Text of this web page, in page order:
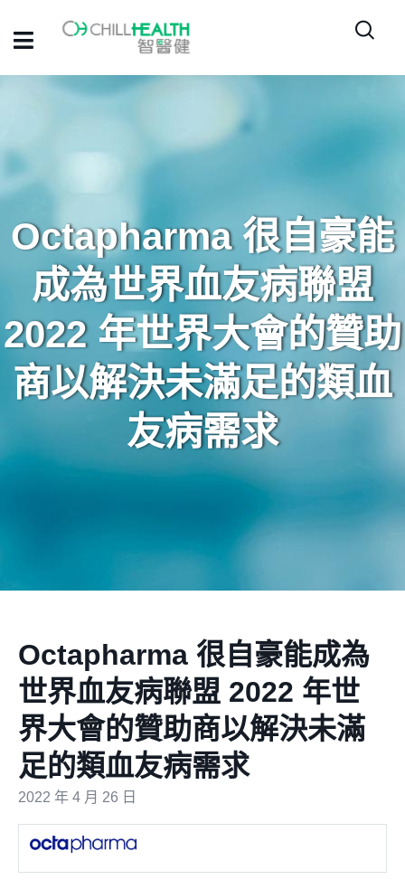
Octapharma 很自豪能
成為世界血友病聯盟
2022 年世界大會的贊助
商以解決未滿足的類血
友病需求
Octapharma 很自豪能成為
世界血友病聯盟 2022 年世
界大會的贊助商以解決未滿
足的類血友病需求
2022 年 4 月 26 日